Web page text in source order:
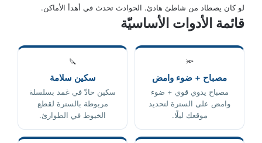
لو كان يصطاد من شاطئ هادئ. الحوادث تحدث في أهدأ الأماكن.
قائمة الأدوات الأساسيّة
🔦
مصباح + ضوء وامض
مصباح يدوي قوي + ضوء
وامض على السترة لتحديد
موقعك ليلًا.
🔪
سكين سلامة
سكين حادّ في غمد بسلسلة
مربوطة بالسترة لقطع
الخيوط في الطوارئ.